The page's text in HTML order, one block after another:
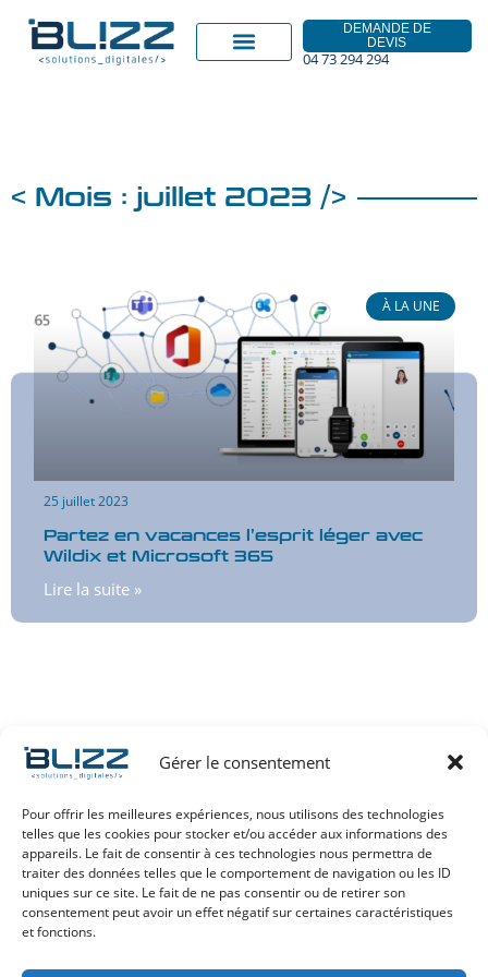
Gérer le consentement
Pour offrir les meilleures expériences, nous utilisons des technologies
telles que les cookies pour stocker et/ou accéder aux informations des
appareils. Le fait de consentir à ces technologies nous permettra de
traiter des données telles que le comportement de navigation ou les ID
uniques sur ce site. Le fait de ne pas consentir ou de retirer son
consentement peut avoir un effet négatif sur certaines caractéristiques
et fonctions.
DEMANDE DE
DEVIS
04 73 294 294
< Mois : juillet 2023 />
À LA UNE
Partez en vacances l’esprit léger avec
Wildix et Microsoft 365
Lire la suite »
25 juillet 2023
+33 (0) 4 73 294 294
Contact e-mail